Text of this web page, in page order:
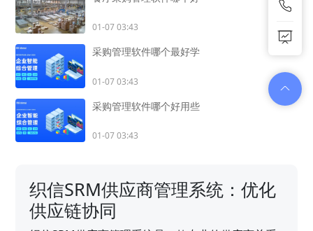
01-07 03:43
采购管理软件哪个最好学
01-07 03:43
采购管理软件哪个好用些
01-07 03:43
织信SRM供应商管理系统：优化
供应链协同